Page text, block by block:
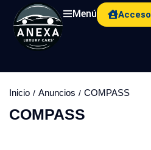
Menú Acceso
Inicio Anuncios COMPASS
COMPASS